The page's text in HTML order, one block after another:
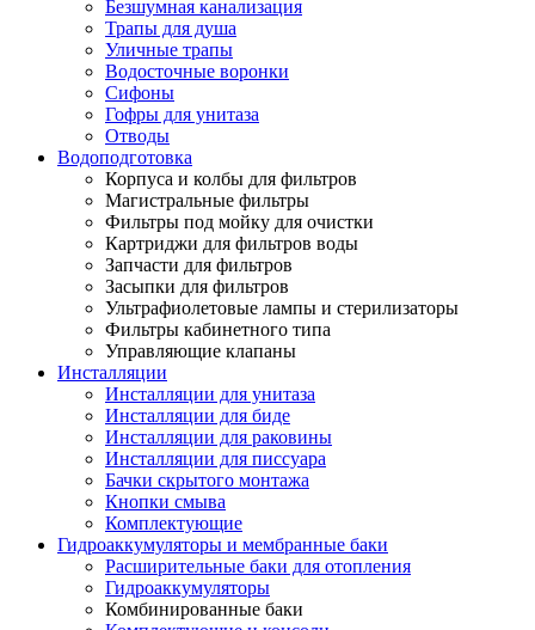
Безшумная канализация
Трапы для душа
Уличные трапы
Водосточные воронки
Сифоны
Гофры для унитаза
Отводы
Водоподготовка
Корпуса и колбы для фильтров
Магистральные фильтры
Фильтры под мойку для очистки
Картриджи для фильтров воды
Запчасти для фильтров
Засыпки для фильтров
Ультрафиолетовые лампы и стерилизаторы
Фильтры кабинетного типа
Управляющие клапаны
Инсталляции
Инсталляции для унитаза
Инсталляции для биде
Инсталляции для раковины
Инсталляции для писсуара
Бачки скрытого монтажа
Кнопки смыва
Комплектующие
Гидроаккумуляторы и мембранные баки
Расширительные баки для отопления
Гидроаккумуляторы
Комбинированные баки